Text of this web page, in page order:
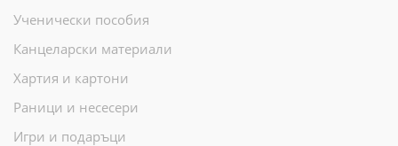
Ученически пособия
Канцеларски материали
Хартия и картони
Раници и несесери
Игри и подаръци